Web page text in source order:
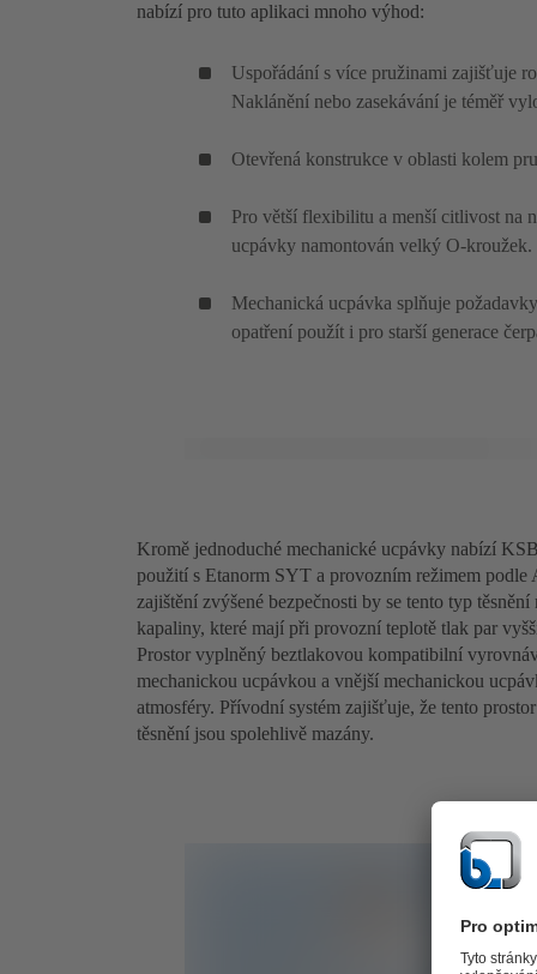
nabízí pro tuto aplikaci mnoho výhod:
Uspořádání s více pružinami zajišťuje
Naklánění nebo zasekávání je téměř
Otevřená konstrukce v oblasti kolem
Pro větší flexibilitu a menší citlivost na
ucpávky namontován velký O-kroužek.
Mechanická ucpávka splňuje
opatření použít i pro starší generace
Kromě jednoduché mechanické ucpávky nabízí
použití s Etanorm SYT a provozním režimem podle
zajištění zvýšené bezpečnosti by se tento typ
kapaliny, které mají při provozní teplotě tlak par
Prostor vyplněný beztlakovou kompatibilní
mechanickou ucpávkou a vnější mechanickou
atmosféry. Přívodní systém zajišťuje, že tento
těsnění jsou spolehlivě mazány.